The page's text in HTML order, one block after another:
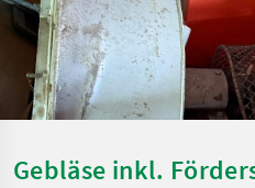
Gebläse inkl.